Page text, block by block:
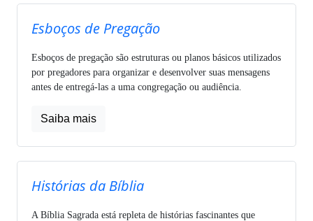
Esboços de Pregação
Esboços de pregação são estruturas ou planos básicos utilizados
por pregadores para organizar e desenvolver suas mensagens
antes de entregá-las a uma congregação ou audiência.
Saiba mais
Histórias da Bíblia
A Bíblia Sagrada está repleta de histórias fascinantes que